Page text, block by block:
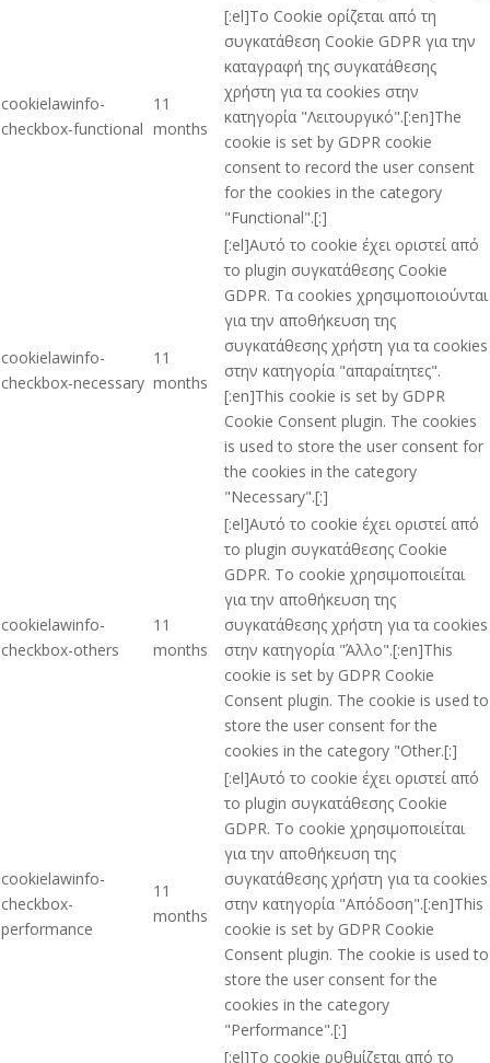
cookielawinfo-
checkbox-functional
11
months
[:el]Το Cookie ορίζεται από τη
συγκατάθεση Cookie GDPR για την
καταγραφή της συγκατάθεσης
χρήστη για τα cookies στην
κατηγορία "Λειτουργικό".[:en]The
cookie is set by GDPR cookie
consent to record the user consent
for the cookies in the category
"Functional".[:]
cookielawinfo-
checkbox-necessary
11
months
[:el]Αυτό το cookie έχει οριστεί από
το plugin συγκατάθεσης Cookie
GDPR. Τα cookies χρησιμοποιούνται
για την αποθήκευση της
συγκατάθεσης χρήστη για τα cookies
στην κατηγορία "απαραίτητες".
[:en]This cookie is set by GDPR
Cookie Consent plugin. The cookies
is used to store the user consent for
the cookies in the category
"Necessary".[:]
cookielawinfo-
checkbox-others
11
months
[:el]Αυτό το cookie έχει οριστεί από
το plugin συγκατάθεσης Cookie
GDPR. Το cookie χρησιμοποιείται
για την αποθήκευση της
συγκατάθεσης χρήστη για τα cookies
στην κατηγορία "Άλλο".[:en]This
cookie is set by GDPR Cookie
Consent plugin. The cookie is used to
store the user consent for the
cookies in the category "Other.[:]
cookielawinfo-
checkbox-
performance
11
months
[:el]Αυτό το cookie έχει οριστεί από
το plugin συγκατάθεσης Cookie
GDPR. Το cookie χρησιμοποιείται
για την αποθήκευση της
συγκατάθεσης χρήστη για τα cookies
στην κατηγορία "Απόδοση".[:en]This
cookie is set by GDPR Cookie
Consent plugin. The cookie is used to
store the user consent for the
cookies in the category
"Performance".[:]
[:el]Το cookie ρυθμίζεται από το